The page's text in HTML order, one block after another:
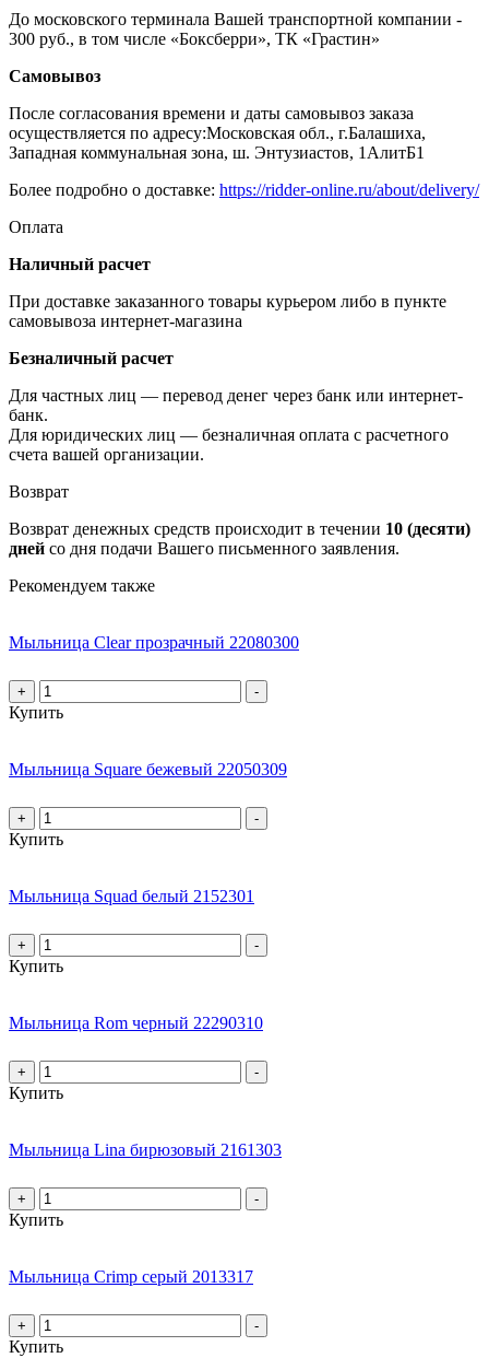
До московского терминала Вашей транспортной компании -
300 руб., в том числе «Боксберри», ТК «Грастин»
Самовывоз
После согласования времени и даты самовывоз заказа
осуществляется по адресу:Московская обл., г.Балашиха,
Западная коммунальная зона, ш. Энтузиастов, 1АлитБ1
Более подробно о доставке: https://ridder-online.ru/about/delivery/
Оплата
Наличный расчет
При доставке заказанного товары курьером либо в пункте
самовывоза интернет-магазина
Безналичный расчет
Для частных лиц — перевод денег через банк или интернет-
банк.
Для юридических лиц — безналичная оплата с расчетного
счета вашей организации.
Возврат
Возврат денежных средств происходит в течении 10 (десяти)
дней со дня подачи Вашего письменного заявления.
Рекомендуем также
Мыльница Clear прозрачный 22080300
+ -
Купить
Мыльница Square бежевый 22050309
+ -
Купить
Мыльница Squad белый 2152301
+ -
Купить
Мыльница Rom черный 22290310
+ -
Купить
Мыльница Lina бирюзовый 2161303
+ -
Купить
Мыльница Crimp серый 2013317
+ -
Купить